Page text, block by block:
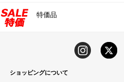
特価品
ショッピングについて